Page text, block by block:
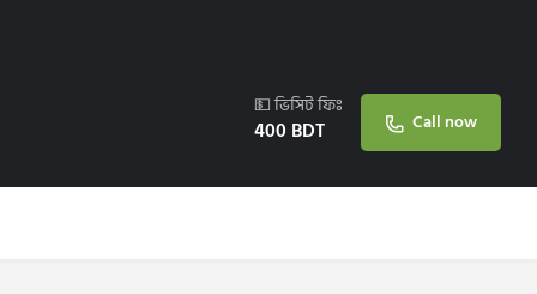
💵 ভিসিট ফিঃ
400BDT Call now